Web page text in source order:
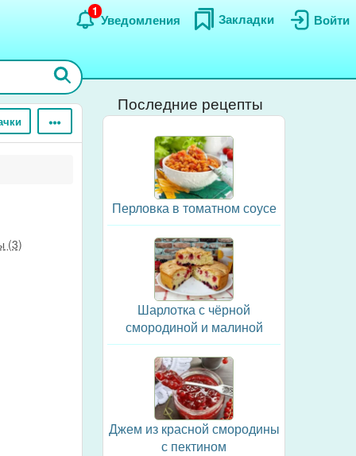
Войти
Закладки
Уведомления
1
(3)
Последние рецепты
Перловка в томатном соусе
Шарлотка с чёрной
смородиной и малиной
Джем из красной смородины
с пектином